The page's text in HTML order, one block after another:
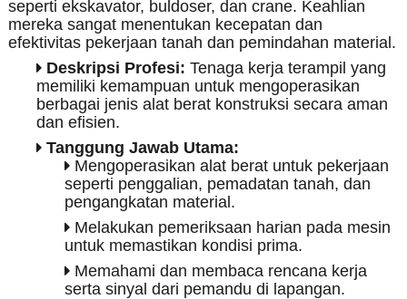
seperti ekskavator, buldoser, dan crane. Keahlian
mereka sangat menentukan kecepatan dan
efektivitas pekerjaan tanah dan pemindahan material.
Deskripsi Profesi: Tenaga kerja terampil yang
memiliki kemampuan untuk mengoperasikan
berbagai jenis alat berat konstruksi secara aman
dan efisien.
Tanggung Jawab Utama:
Mengoperasikan alat berat untuk pekerjaan
seperti penggalian, pemadatan tanah, dan
pengangkatan material.
Melakukan pemeriksaan harian pada mesin
untuk memastikan kondisi prima.
Memahami dan membaca rencana kerja
serta sinyal dari pemandu di lapangan.